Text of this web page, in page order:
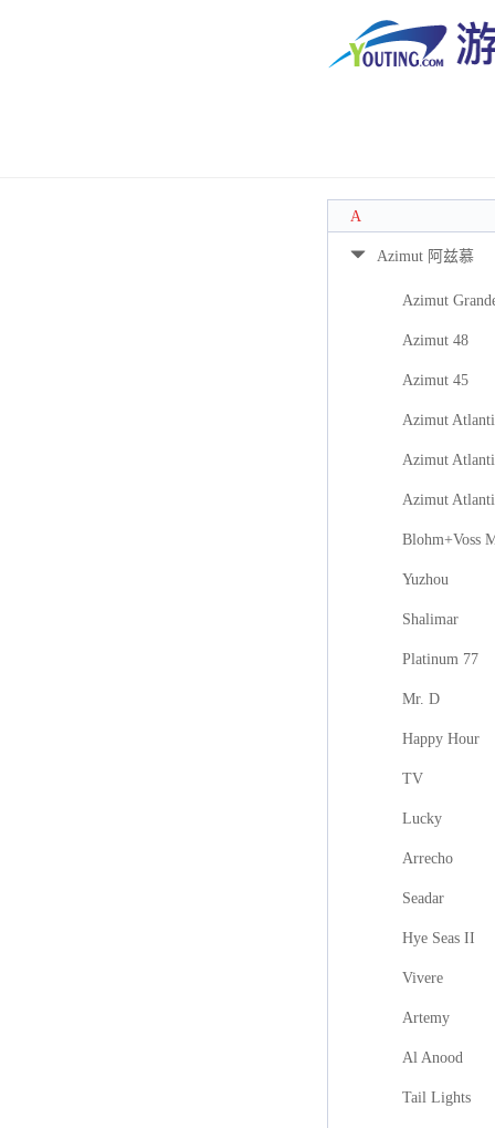
A
Azimut 阿兹慕
Azimut
Azimut 48
Azimut 45
Azimut
Azimut
Azimut
Blohm+Voss
Yuzhou
Shalimar
Platinum 77
Mr. D
Happy Hour
TV
Lucky
Arrecho
Seadar
Hye Seas II
Vivere
Artemy
Al Anood
Tail Lights